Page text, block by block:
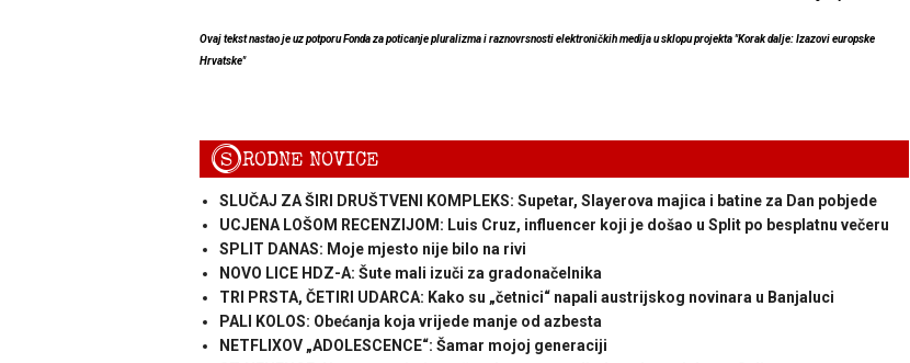
Ovaj tekst nastao je uz potporu Fonda za poticanje pluralizma i raznovrsnosti elektroničkih medija u sklopu projekta "Korak dalje: Izazovi europske
Hrvatske"
SRODNE NOVICE
SLUČAJ ZA ŠIRI DRUŠTVENI KOMPLEKS: Supetar, Slayerova majica i batine za Dan pobjede
UCJENA LOŠOM RECENZIJOM: Luis Cruz, influencer koji je došao u Split po besplatnu večeru
SPLIT DANAS: Moje mjesto nije bilo na rivi
NOVO LICE HDZ-A: Šute mali izuči za gradonačelnika
TRI PRSTA, ČETIRI UDARCA: Kako su „četnici“ napali austrijskog novinara u Banjaluci
PALI KOLOS: Obećanja koja vrijede manje od azbesta
NETFLIXOV „ADOLESCENCE“: Šamar mojoj generaciji